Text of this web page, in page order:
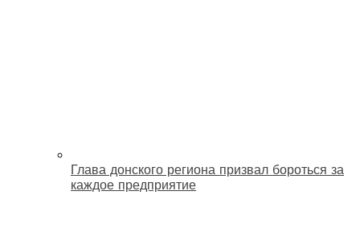
Глава донского региона призвал бороться за
каждое предприятие